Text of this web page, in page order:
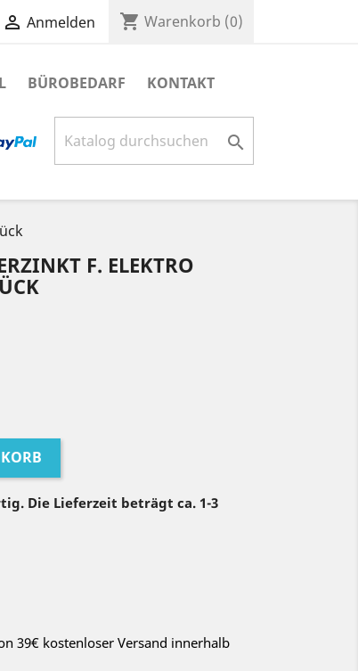
 Anmelden shopping_cart Warenkorb (0)
BÜROBEDARF KONTAKT

F. ELEKTRO
Die Lieferzeit beträgt ca. 1-3
39€ kostenloser Versand innerhalb